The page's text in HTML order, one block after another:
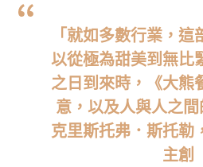
「就如多數行業，
以從極為甜美到無比
之日到來時，《大熊
意，以及人與人之
克里斯托弗．斯托勒
主創